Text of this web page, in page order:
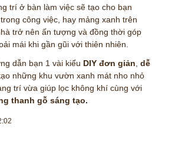
trí ở bàn làm việc sẽ tạo cho bạn
công việc, hay mảng xanh trên
trở nên ấn tượng và đồng thời góp
mái khi gần gũi với thiên nhiên.
dẫn bạn 1 vài kiểu DIY đơn giản dễ
những khu vườn xanh mát nho nhỏ
trí vừa giúp lọc không khí cùng với
thanh gỗ sáng tạo.